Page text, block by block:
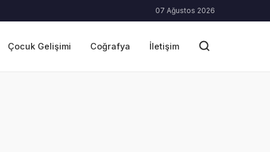
07 Ağustos 2026
Çocuk Gelişimi Coğrafya İletişim